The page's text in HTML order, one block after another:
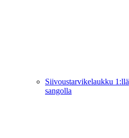
Siivoustarvikelaukku 1:llä
sangolla